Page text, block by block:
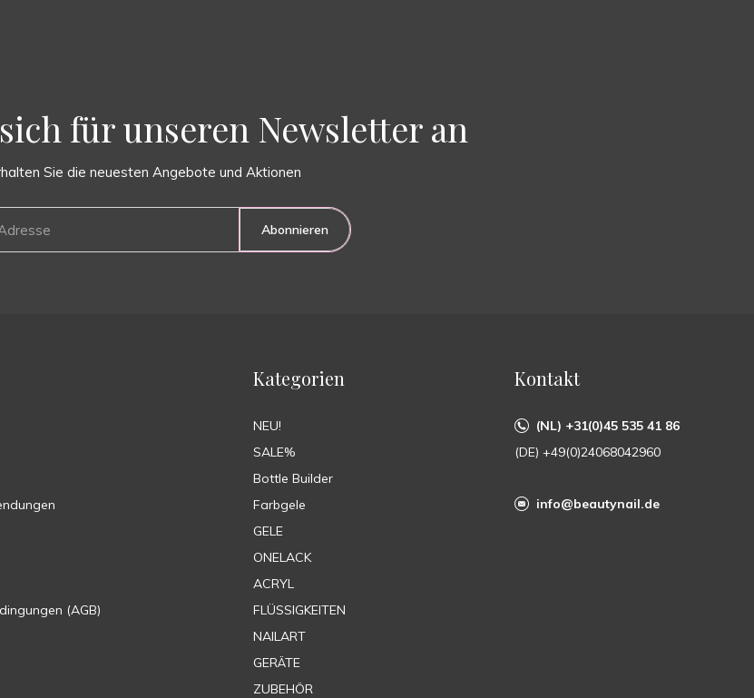
für unseren Newsletter an
Sie die neuesten Angebote und Aktionen
Abonnieren
(AGB)
Kategorien
NEU!
SALE%
Bottle Builder
Farbgele
GELE
ONELACK
ACRYL
FLÜSSIGKEITEN
NAILART
GERÄTE
ZUBEHÖR
Kontakt
(NL) +31(0)45 535 41 86
(DE) +49(0)24068042960
info@beautynail.de